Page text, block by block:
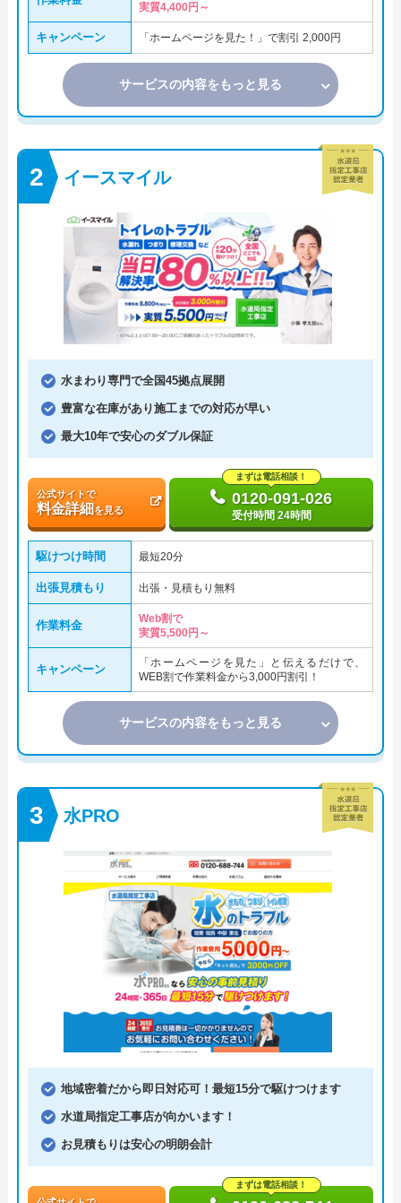
実質4,400円～
キャンペーン 「ホームページを見た！」で割引 2,000円
サービスの内容をもっと見る
イースマイル
水まわり専門で全国45拠点展開
豊富な在庫があり施工までの対応が早い
最大10年で安心のダブル保証
公式サイトで
料金詳細を見る
まずは電話相談！
0120-091-026
受付時間 24時間
駆けつけ時間 最短20分
出張見積もり 出張・見積もり無料
作業料金
Web割で
実質5,500円～
キャンペーン
「ホームページを見た」と伝えるだけで、
WEB割で作業料金から3,000円割引！
サービスの内容をもっと見る
水PRO
地域密着だから即日対応可！最短15分で駆けつけます
水道局指定工事店が向かいます！
お見積もりは安心の明朗会計
まずは電話相談！